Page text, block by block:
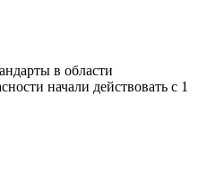
в области
начали действовать с 1